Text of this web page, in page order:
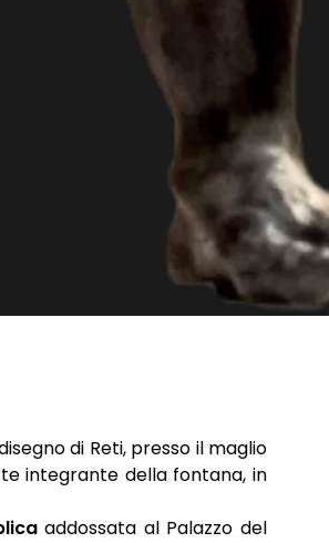
di Reti, presso il maglio
integrante della fontana, in
addossata al Palazzo del